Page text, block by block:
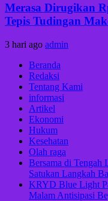
Merasa Dirugikan
Tepis Tudingan
3 hari ago admin
Beranda
Redaksi
Tentang Kami
informasi
Artikel
Ekonomi
Hukum
Kesehatan
Olah raga
Bersama di Tengah
Satukan Langkah
KRYD Blue Light
Malam Antisipasi